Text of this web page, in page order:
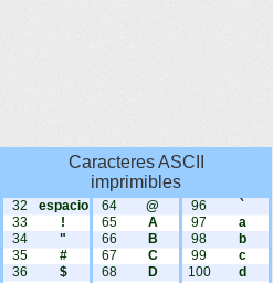
Caracteres ASCII
imprimibles
32
espacio
33
!
34
"
35
#
36
$
64
@
65
A
66
B
67
C
68
D
96
`
97
a
98
b
99
c
100
d